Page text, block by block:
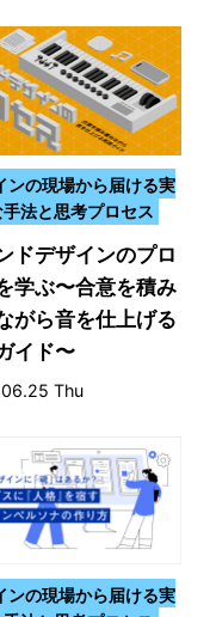
ンの現場から届ける実
手法と思考プロセス
ドデザインのプロ
学ぶ〜合意を積み
がら音を仕上げる
イド〜
Thu
ンの現場から届ける実